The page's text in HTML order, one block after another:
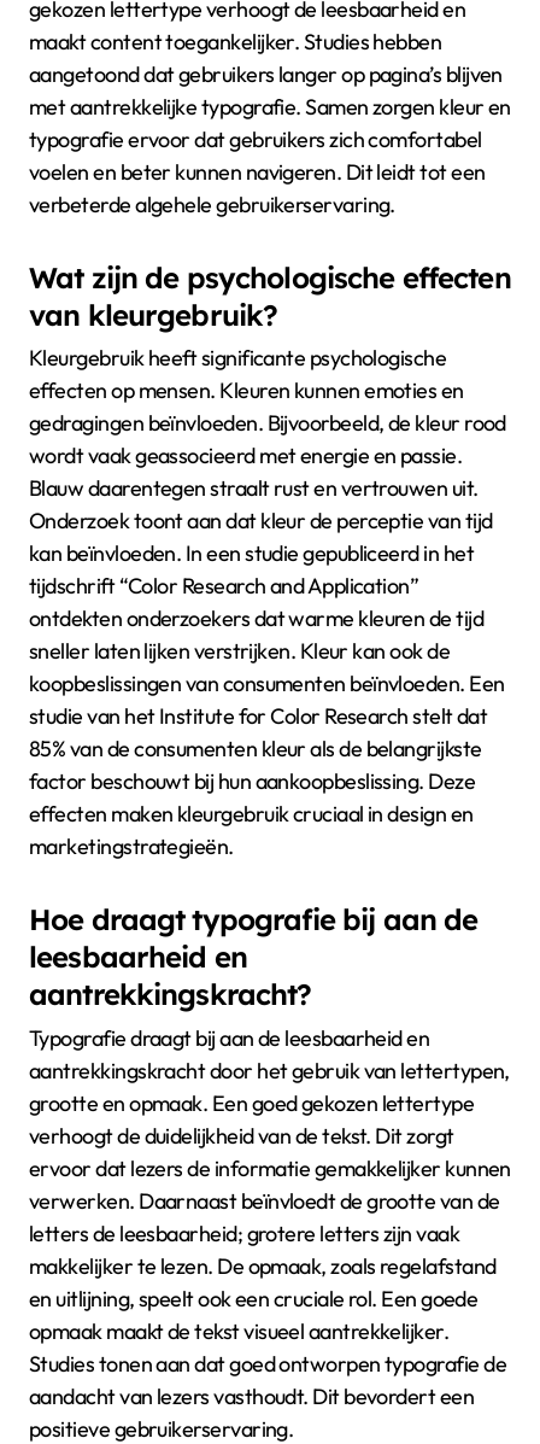
gekozen lettertype verhoogt de leesbaarheid en
maakt content toegankelijker. Studies hebben
aangetoond dat gebruikers langer op pagina’s blijven
met aantrekkelijke typografie. Samen zorgen kleur en
typografie ervoor dat gebruikers zich comfortabel
voelen en beter kunnen navigeren. Dit leidt tot een
verbeterde algehele gebruikerservaring.
Wat zijn de psychologische effecten
van kleurgebruik?
Kleurgebruik heeft significante psychologische
effecten op mensen. Kleuren kunnen emoties en
gedragingen beïnvloeden. Bijvoorbeeld, de kleur rood
wordt vaak geassocieerd met energie en passie.
Blauw daarentegen straalt rust en vertrouwen uit.
Onderzoek toont aan dat kleur de perceptie van tijd
kan beïnvloeden. In een studie gepubliceerd in het
tijdschrift “Color Research and Application”
ontdekten onderzoekers dat warme kleuren de tijd
sneller laten lijken verstrijken. Kleur kan ook de
koopbeslissingen van consumenten beïnvloeden. Een
studie van het Institute for Color Research stelt dat
85% van de consumenten kleur als de belangrijkste
factor beschouwt bij hun aankoopbeslissing. Deze
effecten maken kleurgebruik cruciaal in design en
marketingstrategieën.
Hoe draagt typografie bij aan de
leesbaarheid en
aantrekkingskracht?
Typografie draagt bij aan de leesbaarheid en
aantrekkingskracht door het gebruik van lettertypen,
grootte en opmaak. Een goed gekozen lettertype
verhoogt de duidelijkheid van de tekst. Dit zorgt
ervoor dat lezers de informatie gemakkelijker kunnen
verwerken. Daarnaast beïnvloedt de grootte van de
letters de leesbaarheid; grotere letters zijn vaak
makkelijker te lezen. De opmaak, zoals regelafstand
en uitlijning, speelt ook een cruciale rol. Een goede
opmaak maakt de tekst visueel aantrekkelijker.
Studies tonen aan dat goed ontworpen typografie de
aandacht van lezers vasthoudt. Dit bevordert een
positieve gebruikerservaring.